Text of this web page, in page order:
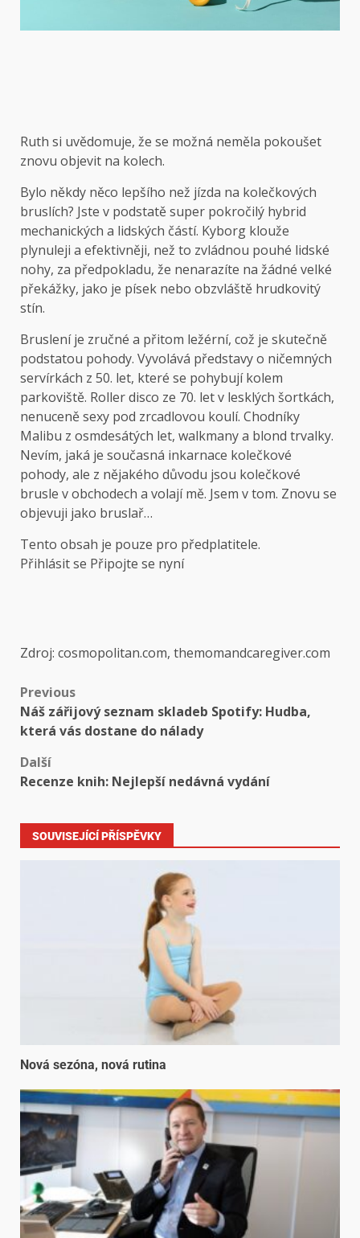
Ruth si uvědomuje, že se možná neměla pokoušet
znovu objevit na kolech.
Bylo někdy něco lepšího než jízda na kolečkových
bruslích? Jste v podstatě super pokročilý hybrid
mechanických a lidských částí. Kyborg klouže
plynuleji a efektivněji, než to zvládnou pouhé lidské
nohy, za předpokladu, že nenarazíte na žádné velké
překážky, jako je písek nebo obzvláště hrudkovitý
stín.
Bruslení je zručné a přitom ležérní, což je skutečně
podstatou pohody. Vyvolává představy o ničemných
servírkách z 50. let, které se pohybují kolem
parkoviště. Roller disco ze 70. let v lesklých šortkách,
nenuceně sexy pod zrcadlovou koulí. Chodníky
Malibu z osmdesátých let, walkmany a blond trvalky.
Nevím, jaká je současná inkarnace kolečkové
pohody, ale z nějakého důvodu jsou kolečkové
brusle v obchodech a volají mě. Jsem v tom. Znovu se
objevuji jako bruslař…
Tento obsah je pouze pro předplatitele.
Přihlásit se Připojte se nyní
Zdroj: cosmopolitan.com, themomandcaregiver.com
Previous
Náš zářijový seznam skladeb Spotify: Hudba,
která vás dostane do nálady
Další
Recenze knih: Nejlepší nedávná vydání
SOUVISEJÍCÍ PŘÍSPĚVKY
Nová sezóna, nová rutina